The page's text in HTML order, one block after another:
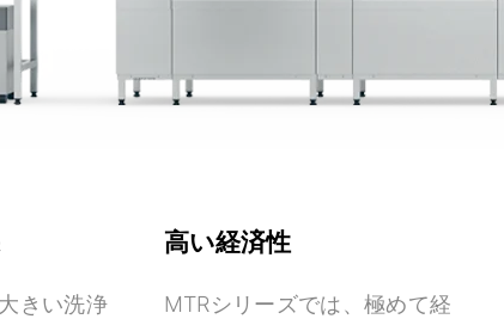
きい洗浄
高い経済性
MTRシリーズでは、極めて経